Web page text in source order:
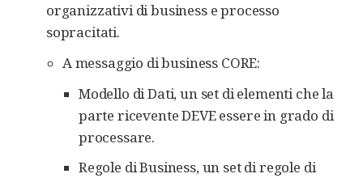
organizzativi di business e processo
sopracitati.
A messaggio di business CORE:
Modello di Dati, un set di elementi che la
parte ricevente DEVE essere in grado di
processare.
Regole di Business, un set di regole di